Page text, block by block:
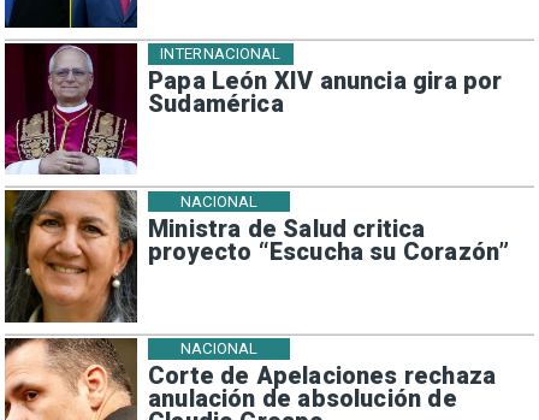
Papa León XIV anuncia gira por
Sudamérica
INTERNACIONAL
Ministra de Salud critica
proyecto “Escucha su Corazón”
NACIONAL
Corte de Apelaciones rechaza
anulación de absolución de
NACIONAL